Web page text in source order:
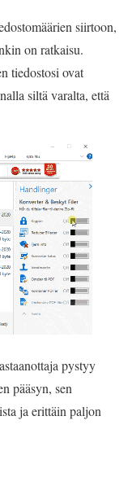
siirtoon,
on ratkaisu.
tiedostosi ovat
siltä varalta, että
pystyy
pääsyn, sen
ja erittäin paljon